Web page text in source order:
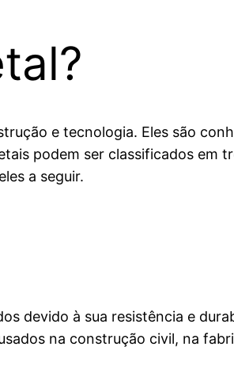
e tecnologia. Eles são
podem ser classificados em
a seguir.
devido à sua resistência e
na construção civil, na